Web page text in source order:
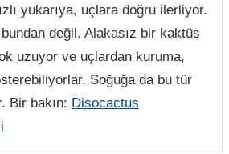
yukarıya, uçlara doğru ilerliyor.
değil. Alakasız bir kaktüs
uzuyor ve uçlardan kuruma,
Soğuğa da bu tür
Bir bakın: Disocactus